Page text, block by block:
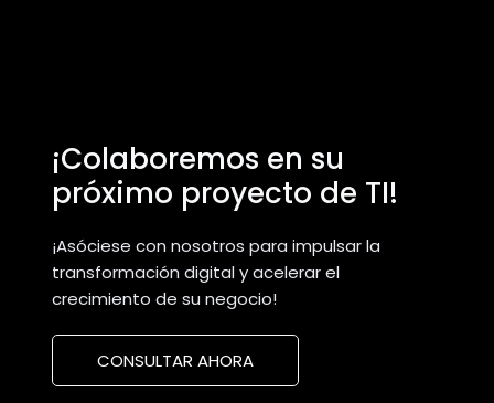
¡Colaboremos en su
próximo proyecto de TI!
¡Asóciese con nosotros para impulsar la
transformación digital y acelerar el
crecimiento de su negocio!
CONSULTAR AHORA